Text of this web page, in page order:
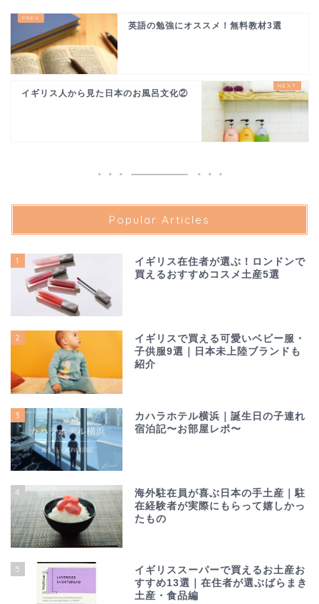
英語の勉強にオススメ！無料教材3選
イギリス人から見た日本のお風呂文化②
Popular Articles
1
イギリス在住者が選ぶ！ロンドンで
買えるおすすめコスメ土産5選
2
イギリスで買える可愛いベビー服・
子供服9選｜日本未上陸ブランドも
紹介
3
カハラホテル横浜｜誕生日の子連れ
宿泊記〜お部屋レポ〜
4
海外駐在員が喜ぶ日本の手土産｜駐
在経験者が実際にもらって嬉しかっ
たもの
5
イギリススーパーで買えるお土産お
すすめ13選｜在住者が選ぶばらまき
土産・食品編